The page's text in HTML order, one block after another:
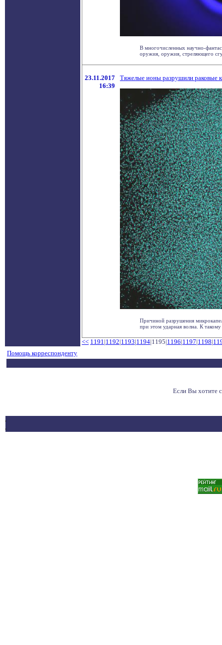
В многочисленных научно-
оружия, оружия, стреляющего
23.11.2017
16:39
Тяжелые ионы разрушили раковые
Причиной разрушения
при этом ударная волна. К
<< 1191|1192|1193|1194|1195|1196|1197|1198|
Помощь корреспонденту
Если Вы хотите